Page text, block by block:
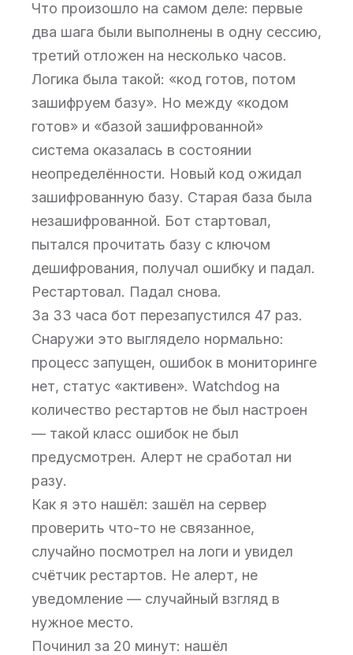
Что произошло на самом деле: первые
два шага были выполнены в одну сессию,
третий отложен на несколько часов.
Логика была такой: «код готов, потом
зашифруем базу». Но между «кодом
готов» и «базой зашифрованной»
система оказалась в состоянии
неопределённости. Новый код ожидал
зашифрованную базу. Старая база была
незашифрованной. Бот стартовал,
пытался прочитать базу с ключом
дешифрования, получал ошибку и падал.
Рестартовал. Падал снова.
За 33 часа бот перезапустился 47 раз.
Снаружи это выглядело нормально:
процесс запущен, ошибок в мониторинге
нет, статус «активен». Watchdog на
количество рестартов не был настроен
— такой класс ошибок не был
предусмотрен. Алерт не сработал ни
разу.
Как я это нашёл: зашёл на сервер
проверить что-то не связанное,
случайно посмотрел на логи и увидел
счётчик рестартов. Не алерт, не
уведомление — случайный взгляд в
нужное место.
Починил за 20 минут: нашёл